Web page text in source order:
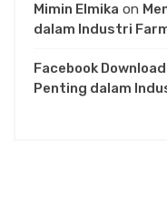
Mimin Elmika on
dalam Industri
Facebook
Penting dalam